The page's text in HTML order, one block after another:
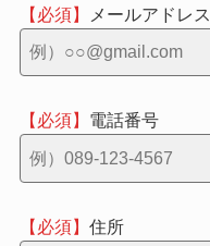
メールアドレス
電話番号
住所